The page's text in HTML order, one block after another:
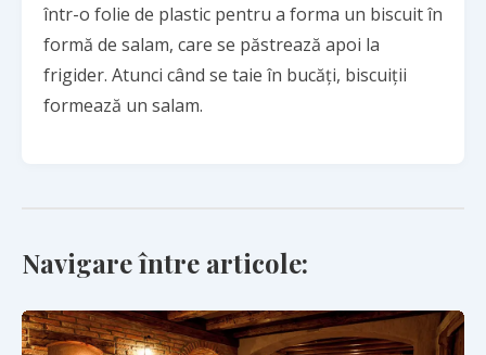
într-o folie de plastic pentru a forma un biscuit în
formă de salam, care se păstrează apoi la
frigider. Atunci când se taie în bucăți, biscuiții
formează un salam.
Navigare între articole: